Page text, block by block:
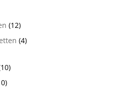
(12)
(4)